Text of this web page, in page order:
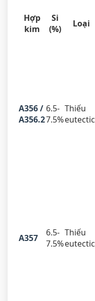
Hợp
kim
Si
(%)
Loại
A356 /
A356.2
6.5-
7.5%
Thiếu
eutectic
A357
6.5-
7.5%
Thiếu
eutectic